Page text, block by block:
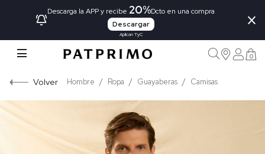
Descarga la APP y recibe 20%Dcto en una compra
Descargar
Aplican TyC
×
0
Volver Hombre Ropa Guayaberas Camisas